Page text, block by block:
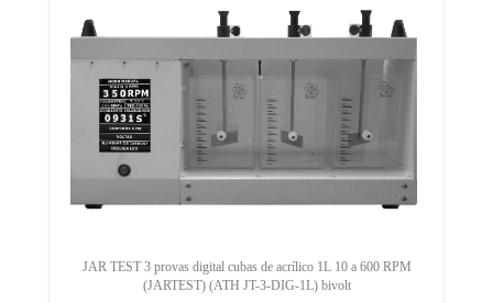
JAR TEST 3 provas digital cubas de acrílico 1L 10 a 600 RPM
(JARTEST) (ATH JT-3-DIG-1L) bivolt